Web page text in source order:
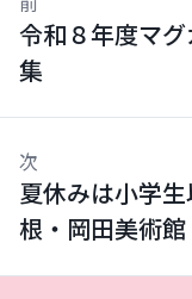
令和８年度マ
集
次
夏休みは小学
根・岡田美術館